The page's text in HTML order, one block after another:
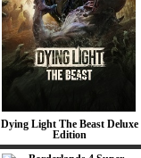
Dying Light The Beast Deluxe
Edition